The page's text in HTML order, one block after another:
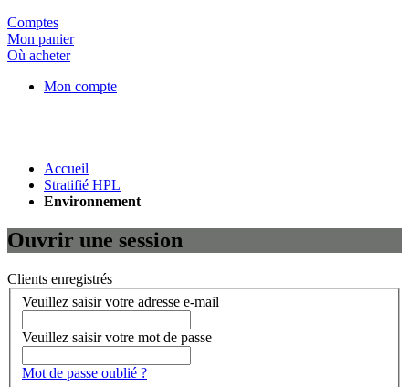
Comptes
Mon panier
Où acheter
Mon compte
Accueil
Stratifié HPL
Environnement
Ouvrir une session
Clients enregistrés
Veuillez saisir votre adresse e-mail
Veuillez saisir votre mot de passe
Mot de passe oublié ?